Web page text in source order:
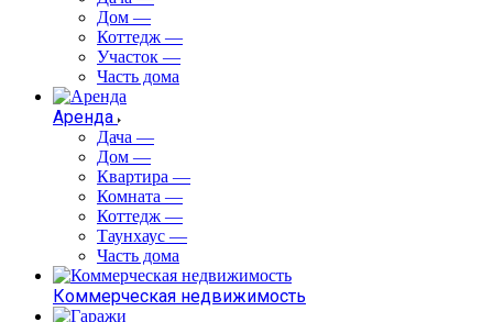
Дом —
Коттедж —
Участок —
Часть дома
Аренда
Дача —
Дом —
Квартира —
Комната —
Коттедж —
Таунхаус —
Часть дома
Коммерческая недвижимость